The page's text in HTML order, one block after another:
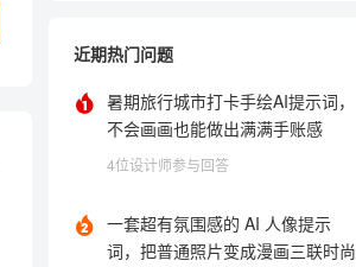
近期热门问题
暑期旅行城市打卡手绘AI提示词，
不会画画也能做出满满手账感
4位设计师参与回答
一套超有氛围感的 AI 人像提示
词，把普通照片变成漫画三联时尚